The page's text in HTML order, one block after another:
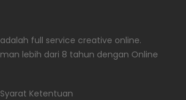
full service creative online.
lebih dari 8 tahun dengan Online
Syarat Ketentuan